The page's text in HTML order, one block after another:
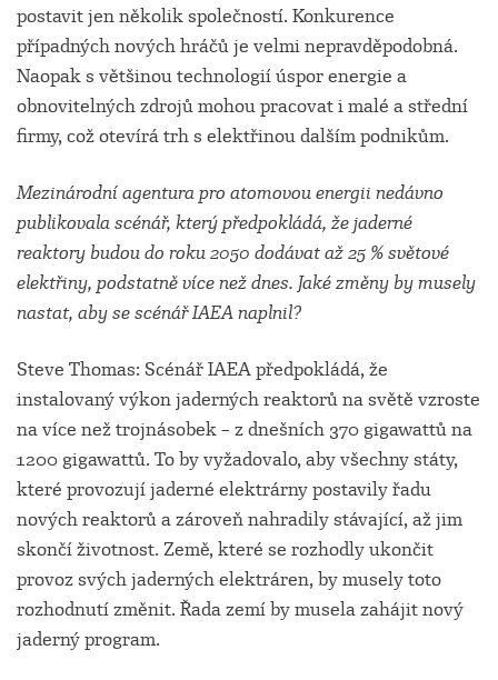
postavit jen několik společností. Konkurence
případných nových hráčů je velmi nepravděpodobná.
Naopak s většinou technologií úspor energie a
obnovitelných zdrojů mohou pracovat i malé a střední
firmy, což otevírá trh s elektřinou dalším podnikům.
Mezinárodní agentura pro atomovou energii nedávno
publikovala scénář, který předpokládá, že jaderné
reaktory budou do roku 2050 dodávat až 25 % světové
elektřiny, podstatně více než dnes. Jaké změny by musely
nastat, aby se scénář IAEA naplnil?
Steve Thomas: Scénář IAEA předpokládá, že
instalovaný výkon jaderných reaktorů na světě vzroste
na více než trojnásobek – z dnešních 370 gigawattů na
1200 gigawattů. To by vyžadovalo, aby všechny státy,
které provozují jaderné elektrárny postavily řadu
nových reaktorů a zároveň nahradily stávající, až jim
skončí životnost. Země, které se rozhodly ukončit
provoz svých jaderných elektráren, by musely toto
rozhodnutí změnit. Řada zemí by musela zahájit nový
jaderný program.